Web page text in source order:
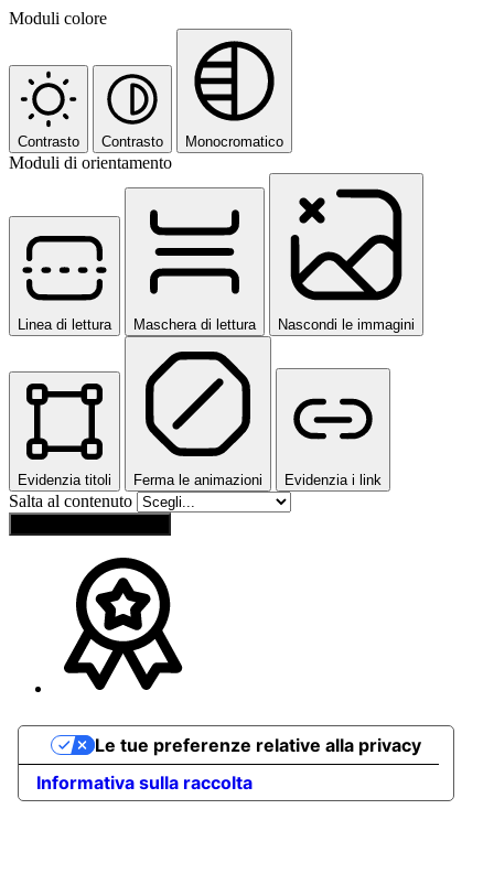
Moduli colore
Contrasto Contrasto Monocromatico
Moduli di orientamento
Linea di lettura Maschera di lettura Nascondi le immagini
Evidenzia titoli Ferma le animazioni Evidenzia i link
Salta al contenuto
Informativa sulla raccolta
Le tue preferenze relative alla privacy